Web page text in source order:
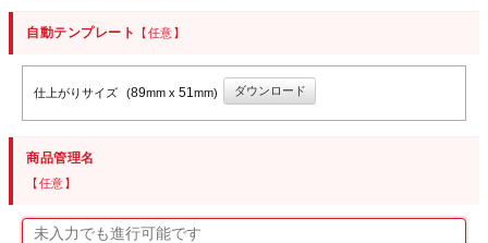
自動テンプレート 【任意】
仕上がりサイズ (89mm x 51mm) ダウンロード
商品管理名
【任意】